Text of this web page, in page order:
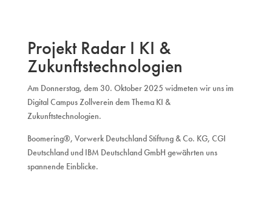
Projekt Radar I KI &
Zukunftstechnologien
Am Donnerstag, dem 30. Oktober 2025 widmeten wir uns im
Digital Campus Zollverein dem Thema KI &
Zukunftstechnologien.
Boomering®, Vorwerk Deutschland Stiftung & Co. KG, CGI
Deutschland und IBM Deutschland GmbH gewährten uns
spannende Einblicke.